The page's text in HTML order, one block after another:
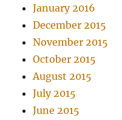
January 2016
December 2015
November 2015
October 2015
August 2015
July 2015
June 2015